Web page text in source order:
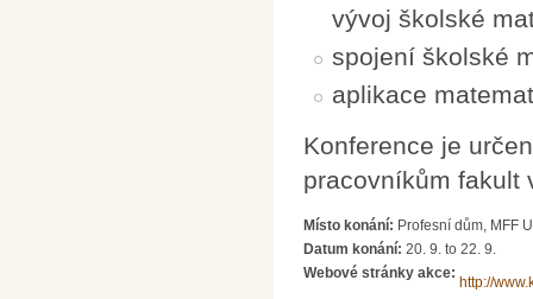
vývoj školské
spojení školské
aplikace
Konference je
pracovníkům fakult
Místo konání: Profesní dům, MFF
Datum konání: 20. 9. to 22. 9.
Webové stránky akce:
http://